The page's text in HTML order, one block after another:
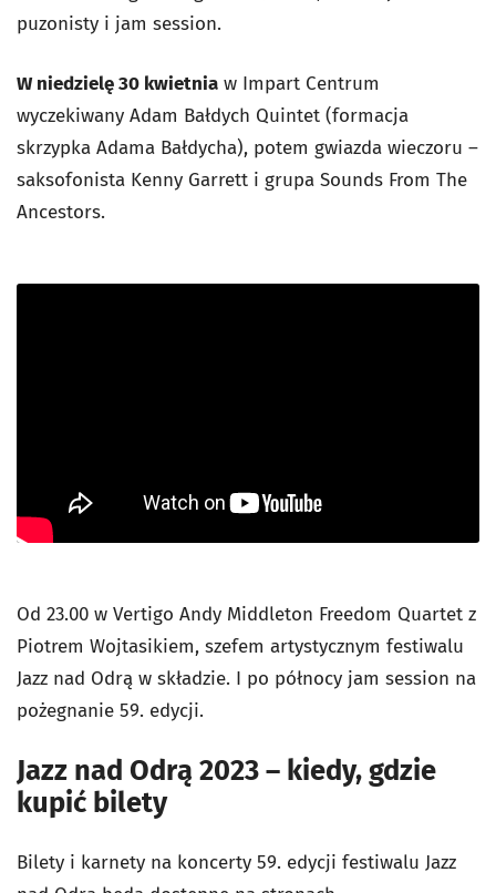
puzonisty i jam session.
W niedzielę 30 kwietnia w Impart Centrum
wyczekiwany Adam Bałdych Quintet (formacja
skrzypka Adama Bałdycha), potem gwiazda wieczoru –
saksofonista Kenny Garrett i grupa Sounds From The
Ancestors.
Od 23.00 w Vertigo Andy Middleton Freedom Quartet z
Piotrem Wojtasikiem, szefem artystycznym festiwalu
Jazz nad Odrą w składzie. I po północy jam session na
pożegnanie 59. edycji.
Jazz nad Odrą 2023 – kiedy, gdzie
kupić bilety
Bilety i karnety na koncerty 59. edycji festiwalu Jazz